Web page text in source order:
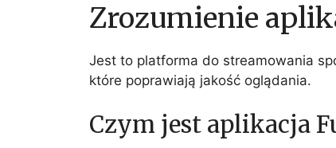
Zrozumienie
Jest to platforma do streamowania
które poprawiają jakość oglądania.
Czym jest aplikacja